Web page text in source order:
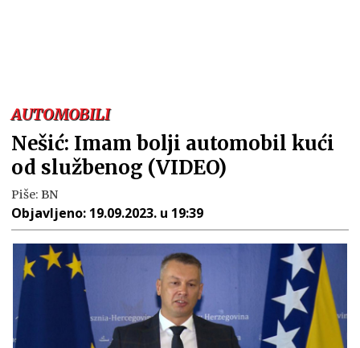
AUTOMOBILI
Nešić: Imam bolji automobil kući
od službenog (VIDEO)
Piše: BN
Objavljeno: 19.09.2023. u 19:39